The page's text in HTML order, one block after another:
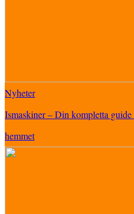
Nyheter
Ismaskiner – Din kompletta
hemmet